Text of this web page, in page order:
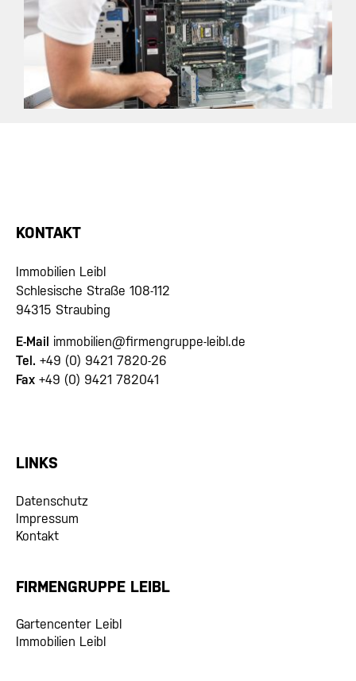
KONTAKT
Immobilien Leibl
Schlesische Straße 108-112
94315 Straubing
E-Mail immobilien@firmengruppe-leibl.de
Tel. +49 (0) 9421 7820-26
Fax +49 (0) 9421 782041
LINKS
Datenschutz
Impressum
Kontakt
FIRMENGRUPPE LEIBL
Gartencenter Leibl
Immobilien Leibl